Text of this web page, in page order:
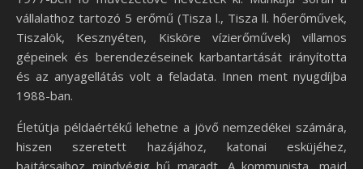
vállalathoz tartozó 5 erőmű (Tisza l., Tisza ll. hőerőművek,
Tiszalök, Kesznyéten, Kisköre vízierőművek) villamos
gépeinek és berendezéseinek karbantartását irányította
és az anyagellátás volt a feladata. Innen ment nyugdíjba
1988-ban.
Életútja példaértékű lehetne a jövő nemzedékei számára,
hiszen szeretett hazájához, katonai esküjéhez,
bajtársaihoz mindvégig hű maradt. A kommunista, majd